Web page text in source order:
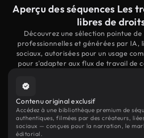
Aperçu des séquences Les
libres de
Découvrez une sélection pointue
professionnelles et générées par IA,
sociaux, autorisées pour un usage
pour s'adapter aux flux de travail de
Contenu original exclusif
Accédez à une bibliothèque premium de
authentiques, filmées par des créateurs,
sociaux — conçues pour la narration, le
éditorial.